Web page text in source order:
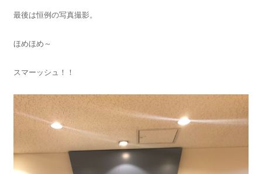
最後は恒例の写真撮影。
ほめほめ～
スマーッシュ！！